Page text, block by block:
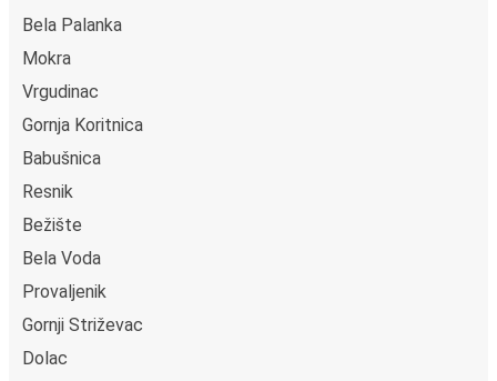
Bela Palanka
Mokra
Vrgudinac
Gornja Koritnica
Babušnica
Resnik
Bežište
Bela Voda
Provaljenik
Gornji Striževac
Dolac